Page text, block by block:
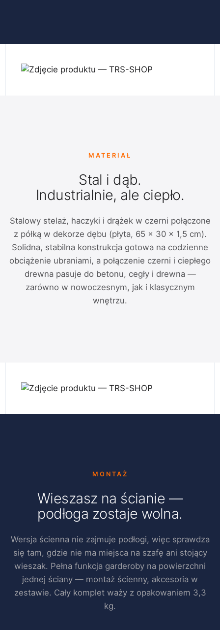
MATERIAŁ
Stal i dąb.
Industrialnie, ale ciepło.
Stalowy stelaż, haczyki i drążek w czerni połączone
z półką w dekorze dębu (płyta, 65 × 30 × 1,5 cm).
Solidna, stabilna konstrukcja gotowa na codzienne
obciążenie ubraniami, a połączenie czerni i ciepłego
drewna pasuje do betonu, cegły i drewna —
zarówno w nowoczesnym, jak i klasycznym
wnętrzu.
MONTAŻ
Wieszasz na ścianie —
podłoga zostaje wolna.
Wersja ścienna nie zajmuje podłogi, więc sprawdza
się tam, gdzie nie ma miejsca na szafę ani stojący
wieszak. Pełna funkcja garderoby na powierzchni
jednej ściany — montaż ścienny, akcesoria w
zestawie. Cały komplet waży z opakowaniem 3,3
kg.